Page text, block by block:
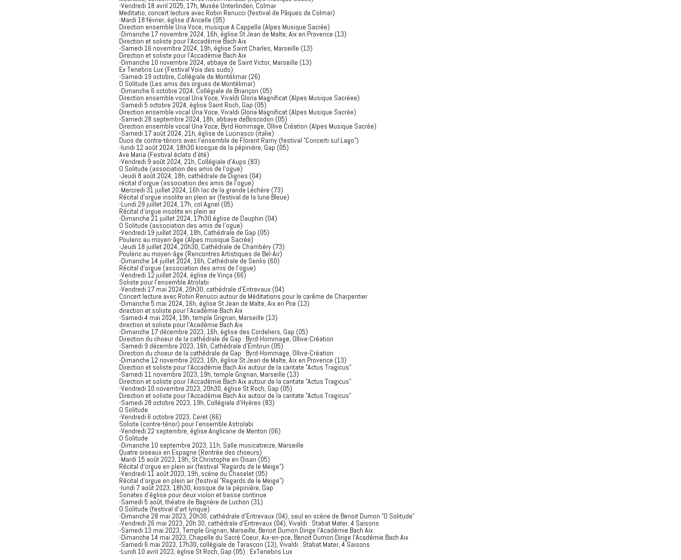
-Vendredi 18 avril 2025, 17h, Musée Unterlinden, Colmar
Meditatio, concert lecture avec Robin Renucci (festival de Pâques de Colmar)
-Mardi 18 février, église d'Ancelle (05)
Direction ensemble Una Voce, musique A Cappella (Alpes Musique Sacrée)
-Dimanche 17 novembre 2024, 16h, église St Jean de Malte, Aix en Provence (13)
Direction et soliste pour l'Accadémie Bach Aix
-Samedi 16 novembre 2024, 19h, église Saint Charles, Marseille (13)
Direction et soliste pour l'Accadémie Bach Aix
-Dimanche 10 novembre 2024, abbaye de Saint Victor, Marseille (13)
Ex Tenebris Lux (Festival Voix des suds)
-Samedi 19 octobre, Collégiale de Montélimar (26)
O Solitude (Les amis des orgues de Montélimar)
-Dimanche 6 octobre 2024, Collégiale de Briançon (05)
Direction ensemble vocal Una Voce, Vivaldi Gloria Magnificat (Alpes Musique Sacréee)
-Samedi 5 octobre 2024, église Saint Roch, Gap (05)
Direction ensemble vocal Una Voce, Vivaldi Gloria Magnificat (Alpes Musique Sacrée)
-Samedi 28 septembre 2024, 18h, abbaye deBoscodon (05)
Direction ensemble vocal Una Voce, Byrd Hommage, Ollive Création (Alpes Musique Sacrée)
-Samedi 17 août 2024, 21h, église de Lucinasco (italie)
Duos de contre-ténors avec l'ensemble de Florent Ramy (festival "Concerti sul Lago")
-lundi 12 août 2024, 18h30 kiosque de la pépinière, Gap (05)
Ave Maria (Festival éclats d'été)
-Vendredi 9 août 2024, 21h, Collégiale d'Aups (83)
O Solitude (association des amis de l'ogue)
-Jeudi 8 août 2024, 18h, cathédrale de Dignes (04)
récital d'orgue (association des amis de l'ogue)
-Mercredi 31 juillet 2024, 16h lac de la grande Léchère (73)
Récital d'orgue insolite en plein air (festival de la lune Bleue)
-Lundi 29 juillet 2024, 17h, col Agnel (05)
Récital d'orgue insolite en plein air
-Dimanche 21 juillet 2024, 17h30 église de Dauphin (04)
O Solitude (association des amis de l'ogue)
-Vendredi 19 juillet 2024, 18h, Cathédrale de Gap (05)
Poulenc au moyen-âge (Alpes musique Sacrée)
-Jeudi 18 juillet 2024, 20h30, Cathédrale de Chambéry (73)
Poulenc au moyen-âge (Rencontres Artistiques de Bel-Air)
-Dimanche 14 juillet 2024, 16h, Cathédrale de Senlis (60)
Récital d'orgue (association des amis de l'ogue)
-Vendredi 12 juillet 2024, église de Vinça (66)
Soliste pour l'ensemble Atrolabi
-Vendredi 17 mai 2024, 20h30, cathédrale d'Entrevaux (04)
Concert lecture avec Robin Renucci autour de Méditations pour le carême de Charpentier
-Dimanche 5 mai 2024, 16h, église St Jean de Malte, Aix en Pce (13)
direction et soliste pour l'Académie Bach Aix
-Samedi 4 mai 2024, 19h, temple Grignan, Marseille (13)
direction et soliste pour l'Académie Bach Aix
-Dimanche 17 décembre 2023, 16h, église des Cordeliers, Gap (05)
Direction du choeur de la cathédrale de Gap : Byrd-Hommage, Ollive-Création
-Samedi 9 décembre 2023, 16h, Cathédrale d'Embrun (05)
Direction du choeur de la cathédrale de Gap : Byrd-Hommage, Ollive-Création
-Dimanche 12 novembre 2023, 16h, église St Jean de Malte, Aix en Provence (13)
Direction et soliste pour l'Accadémie Bach Aix autour de la cantate "Actus Tragicus"
-Samedi 11 novembre 2023, 19h, temple Grignan, Marseille (13)
Direction et soliste pour l'Accadémie Bach Aix autour de la cantate "Actus Tragicus"
-Vendredi 10 novembre 2023, 20h30, église St Roch, Gap (05)
Direction et soliste pour l'Accadémie Bach Aix autour de la cantate "Actus Tragicus"
-Samedi 28 octobre 2023, 19h, Collégiale d'Hyères (83)
O Solitude
-Vendredi 6 octobre 2023, Ceret (66)
Soliste (contre-ténor) pour l'ensemble Astrolabi
-Vendredi 22 septembre, église Anglicane de Menton (06)
O Solitude
-Dimanche 10 septembre 2023, 11h, Salle musicatreize, Marseille
Quatre oiseaux en Espagne (Rentrée des choeurs)
-Mardi 15 août 2023, 19h, St Christophe en Oisan (05)
Récital d'orgue en plein air (festival "Regards de le Meige")
-Vendredi 11 août 2023, 19h, scène du Chaselet (05)
Récital d'orgue en plein air (festival "Regards de le Meige")
-lundi 7 août 2023, 18h30, kiosque de la pépinière, Gap
Sonates d'église pour deux violon et basse continue
-Samedi 5 août, théatre de Bagnère de Luchon (31)
O Solitude (festival d'art lyrique)
-Dimanche 28 mai 2023, 20h30, cathédrale d'Entrevaux (04), seul en scène de Benoit Dumon "O Solitude"
-Vendredi 26 mai 2023, 20h 30, cathédrale d'Entrevaux (04), Vivaldi : Stabat Mater, 4 Saisons
-Samedi 13 mai 2023, Temple Grignan, Marseille, Benoit Dumon Dirige l'Académie Bach Aix
-Dimanche 14 mai 2023, Chapelle du Sacré Coeur, Aix-en-pce, Benoit Dumon Dirige l'Académie Bach Aix
-Samedi 6 mai 2023, 17h30, collégiale de Tarascon (13), Vivaldi : Stabat Mater, 4 Saisons
-Lundi 10 avril 2023, église St Roch, Gap (05) : ExTenebris Lux